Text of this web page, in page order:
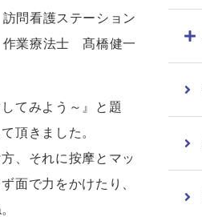
訪問看護ステーション
作業療法士 髙橋健一
てみよう～』と題
頂きました。
、それに按摩とマッ
面で力をかけたり、